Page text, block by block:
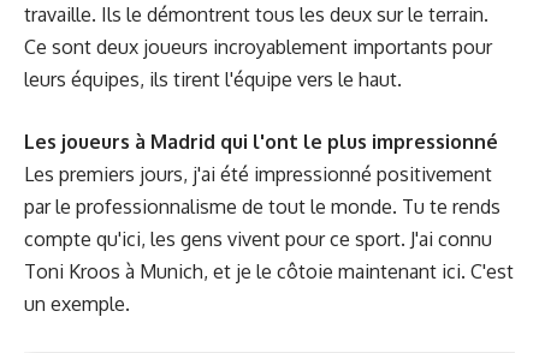
travaille. Ils le démontrent tous les deux sur le terrain.
Ce sont deux joueurs incroyablement importants pour
leurs équipes, ils tirent l'équipe vers le haut.
Les joueurs à Madrid qui l'ont le plus impressionné
Les premiers jours, j'ai été impressionné positivement
par le professionnalisme de tout le monde. Tu te rends
compte qu'ici, les gens vivent pour ce sport. J'ai connu
Toni Kroos à Munich, et je le côtoie maintenant ici. C'est
un exemple.